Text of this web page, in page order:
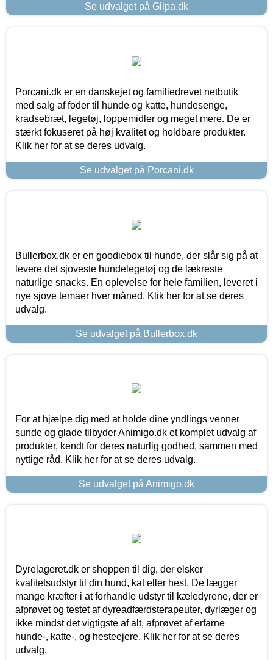
Se udvalget på Gilpa.dk
Porcani.dk er en danskejet og familiedrevet netbutik
med salg af foder til hunde og katte, hundesenge,
kradsebræt, legetøj, loppemidler og meget mere. De er
stærkt fokuseret på høj kvalitet og holdbare produkter.
Klik her for at se deres udvalg.
Se udvalget på Porcani.dk
Bullerbox.dk er en goodiebox til hunde, der slår sig på at
levere det sjoveste hundelegetøj og de lækreste
naturlige snacks. En oplevelse for hele familien, leveret i
nye sjove temaer hver måned. Klik her for at se deres
udvalg.
Se udvalget på Bullerbox.dk
For at hjælpe dig med at holde dine yndlings venner
sunde og glade tilbyder Animigo.dk et komplet udvalg af
produkter, kendt for deres naturlig godhed, sammen med
nyttige råd. Klik her for at se deres udvalg.
Se udvalget på Animigo.dk
Dyrelageret.dk er shoppen til dig, der elsker
kvalitetsudstyr til din hund, kat eller hest. De lægger
mange kræfter i at forhandle udstyr til kæledyrene, der er
afprøvet og testet af dyreadfærdsterapeuter, dyrlæger og
ikke mindst det vigtigste af alt, afprøvet af erfarne
hunde-, katte-, og hesteejere. Klik her for at se deres
udvalg.